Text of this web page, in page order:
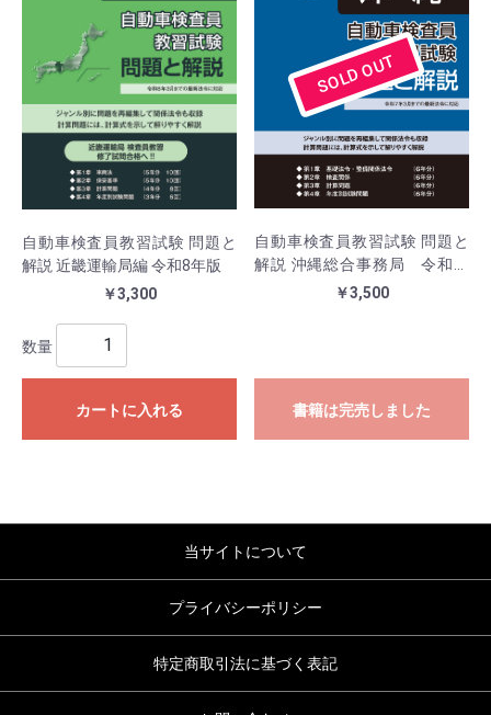
自動車検査員教習試験 問題と
解説 近畿運輸局編 令和8年版
￥3,300
数量
カートに入れる
SOLD OUT
自動車検査員教習試験 問題と
解説 沖縄総合事務局 令和７
￥3,500
書籍は完売しました
当サイトについて
プライバシーポリシー
特定商取引法に基づく表記